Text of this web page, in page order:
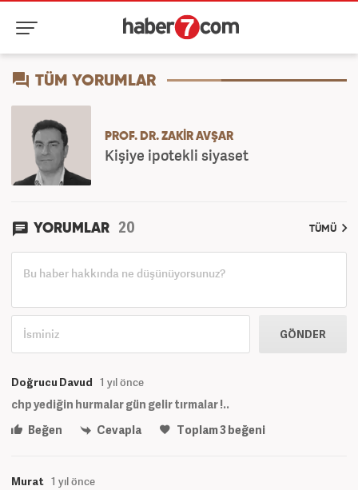
TÜM YORUMLAR
PROF. DR. ZAKIR AVŞAR
Kişiye ipotekli siyaset
YORUMLAR 20 TÜMÜ
GÖNDER
Doğrucu Davud 1 yıl önce
chp yediğin hurmalar gün gelir tırmalar !..
Beğen
Cevapla Toplam3beğeni
Murat 1 yıl önce